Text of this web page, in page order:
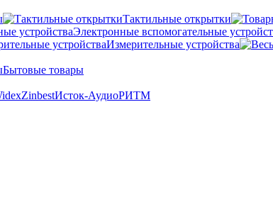
Тактильные открытки
Электронные вспомогательные
Измерительные устройства
Бытовые товары
ZinbestИсток-АудиоРИТМ